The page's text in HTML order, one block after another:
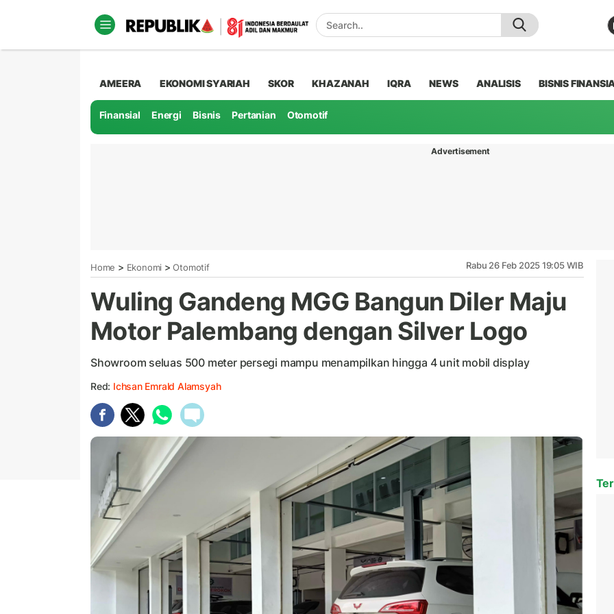
AMEERA EKONOMI SYARIAH SKOR KHAZANAH IQRA NEWS ANALISIS BISNIS
Finansial Energi Bisnis Pertanian Otomotif
Advertisement
Home > Ekonomi > Otomotif Rabu 26 Feb 2025 19:05 WIB
Wuling Gandeng MGG Bangun Diler Maju
Motor Palembang dengan Silver Logo
Showroom seluas 500 meter persegi mampu menampilkan hingga 4 unit mobil display
Red: Ichsan Emrald Alamsyah